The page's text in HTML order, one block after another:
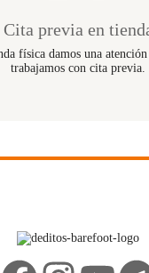
Cita previa en
física damos una
trabajamos con cita previa.